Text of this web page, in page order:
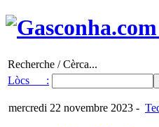
Recherche / Cèrca...
Lòcs :
mercredi 22 novembre 2023 -